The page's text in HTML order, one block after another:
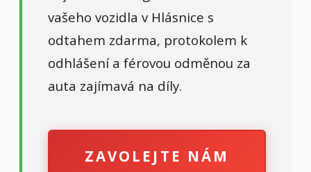
vašeho vozidla v Hlásnice s
odtahem zdarma, protokolem k
odhlášení a férovou odměnou za
auta zajímavá na díly.
ZAVOLEJTE NÁM